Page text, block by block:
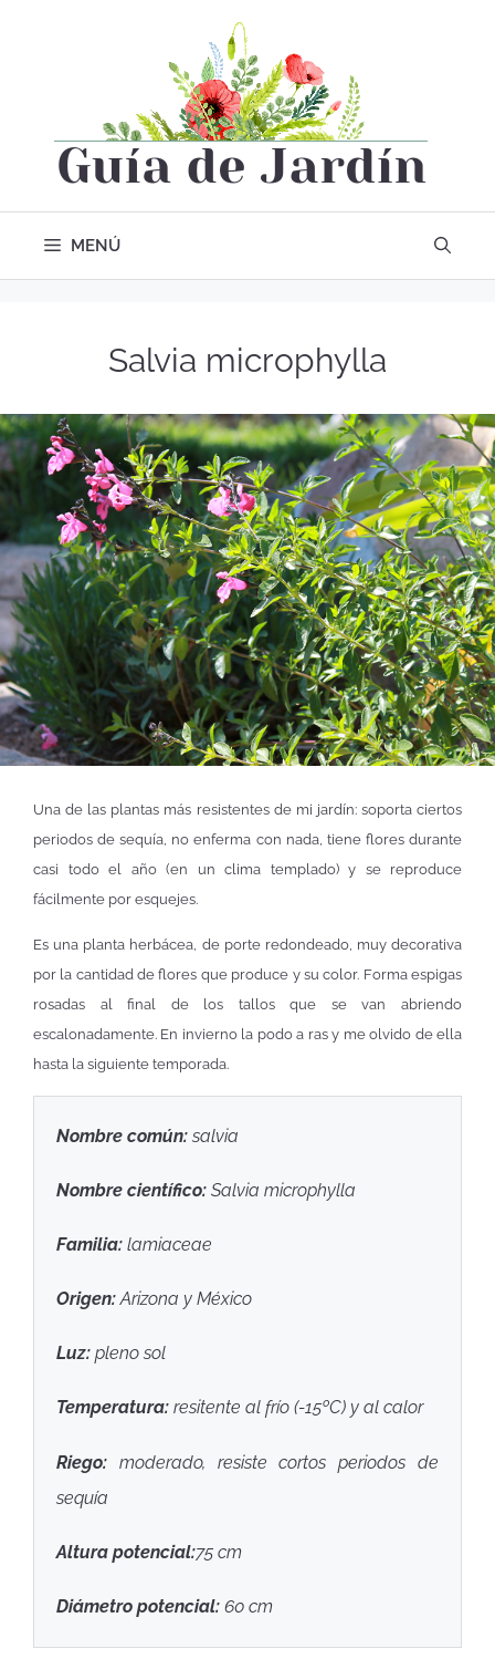
MENÚ
Salvia microphylla
Una de las plantas más resistentes de mi jardín: soporta ciertos
periodos de sequía, no enferma con nada, tiene flores durante
casi todo el año (en un clima templado) y se reproduce
fácilmente por esquejes.
Es una planta herbácea, de porte redondeado, muy decorativa
por la cantidad de flores que produce y su color. Forma espigas
rosadas al final de los tallos que se van abriendo
escalonadamente. En invierno la podo a ras y me olvido de ella
hasta la siguiente temporada.
Nombre común: salvia
Nombre científico: Salvia microphylla
Familia: lamiaceae
Origen:Arizona y México
Luz: pleno sol
Temperatura: resitente al frío (-15ºC) y al calor
Riego: moderado, resiste cortos periodos de
sequía
Altura potencial:75 cm
Diámetro potencial: 60 cm